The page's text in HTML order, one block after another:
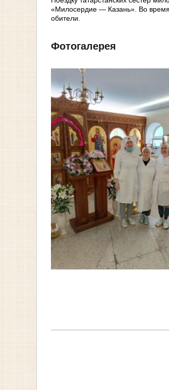
«Милосердие — Казань». Во
обители.
Фотогалерея